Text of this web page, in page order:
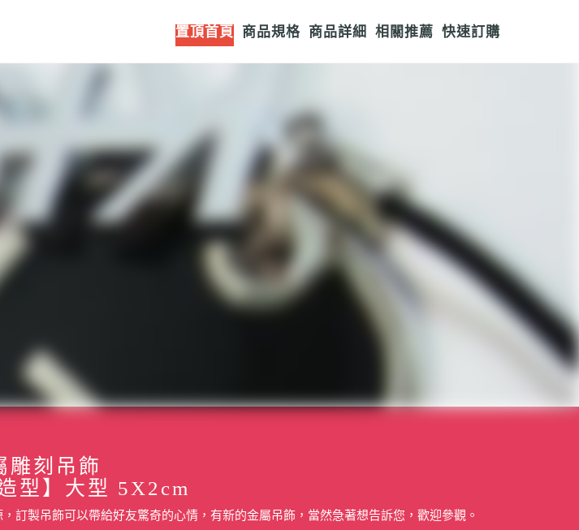
置頂首頁 商品規格 商品詳細 相關推薦 快速訂購
雕刻吊飾
型】大型 5X2cm
訂製吊飾可以帶給好友驚奇的心情，有新的金屬吊飾，當然急著想告訴您，歡迎參觀。